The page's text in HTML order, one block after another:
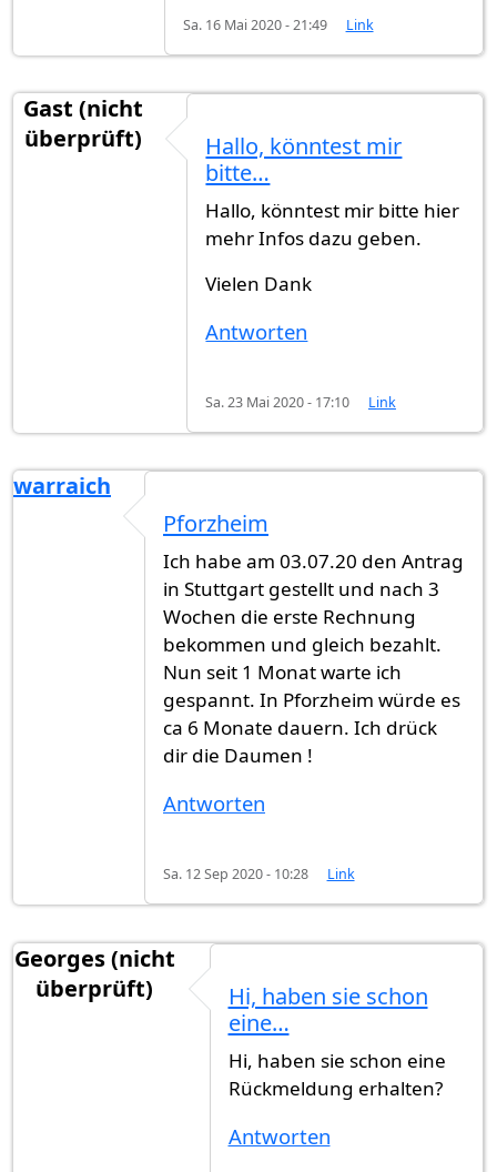
Sa. 16 Mai 2020 - 21:49 Link
Gast (nicht
überprüft)
Hallo, könntest mir
bitte…
Hallo, könntest mir bitte hier
mehr Infos dazu geben.
Vielen Dank
Antworten
Sa. 23 Mai 2020 - 17:10 Link
warraich
Pforzheim
Ich habe am 03.07.20 den Antrag
in Stuttgart gestellt und nach 3
Wochen die erste Rechnung
bekommen und gleich bezahlt.
Nun seit 1 Monat warte ich
gespannt. In Pforzheim würde es
ca 6 Monate dauern. Ich drück
dir die Daumen !
Antworten
Sa. 12 Sep 2020 - 10:28 Link
Georges (nicht
überprüft)
Hi, haben sie schon
eine…
Hi, haben sie schon eine
Rückmeldung erhalten?
Antworten